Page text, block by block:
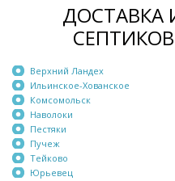
ДОСТАВКА
Верхний Ландех
Ильинское-Хованское
Комсомольск
Наволоки
Пестяки
Пучеж
Тейково
Юрьевец